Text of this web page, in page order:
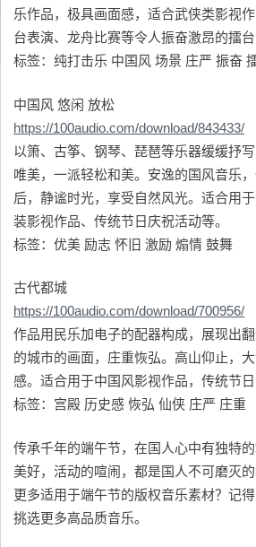
乐作品，极具画面感，适合武侠类影视
台表演、龙舟比赛等令人振奋激昂的擂台
标签：纯打击乐 中国风 场景 庄严 振奋
中国风 悠闲 放松
https://100audio.com/download/843433/
以箫、古筝、钢琴、琵琶等乐器缓缓抒
唯美，一派轻松和美。安逸的国风音乐
后，静谧时光，享受自然风光。适合用
装影视作品、传统节日庆祝活动等。
标签：优美 励志 怀旧 激励 煽情 鼓舞
古代都城
https://100audio.com/download/700956/
作品用民乐加电子的配器构成，展现出
的城市的画面，庄重恢弘。高山仰止，
感。适合用于中国风影视作品，传统节日
标签：宫殿 历史感 恢弘 仙侠 庄严 庄重
传承千年的端午节，在国人心中有独特
美好，活动的喧闹，都是国人不可磨灭
更多适用于端午节的版权音乐素材？记得
挑选更多高品质音乐。